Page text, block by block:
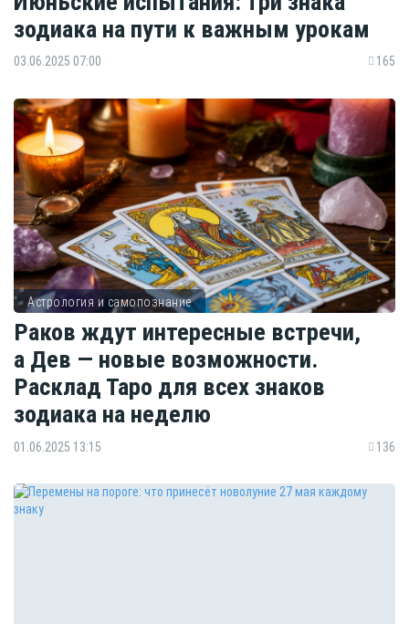
зодиака на пути к важным урокам
03.06.2025 07:00 165
Астрология и самопознание
Раков ждут интересные встречи,
а Дев — новые возможности.
Расклад Таро для всех знаков
зодиака на неделю
01.06.2025 13:15 136